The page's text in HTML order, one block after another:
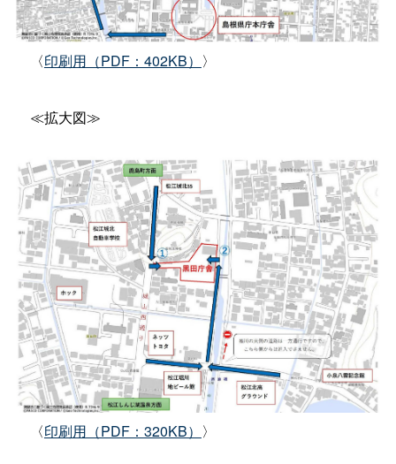
〈印刷用（PDF：402KB） 〉
≪拡大図≫
〈印刷用（PDF：320KB） 〉